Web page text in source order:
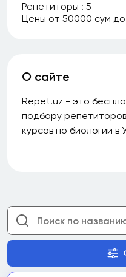
Репетиторы : 5
Цены от 50000 сум
О сайте
Repet.uz - это
подбору
курсов по биологии в